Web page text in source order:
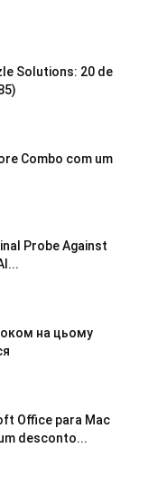
Solutions: 20 de
Combo com um
Probe Against
на цьому
Office para Mac
desconto...